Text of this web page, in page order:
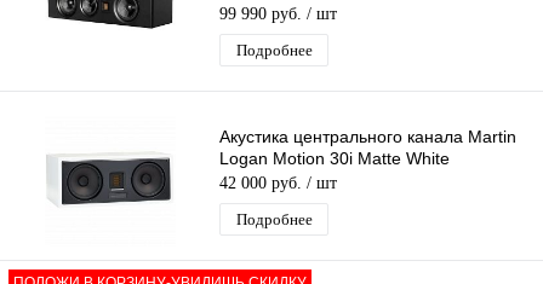
99 990 руб. / шт
Подробнее
Акустика центрального канала Martin
Logan Motion 30i Matte White
42 000 руб. / шт
Подробнее